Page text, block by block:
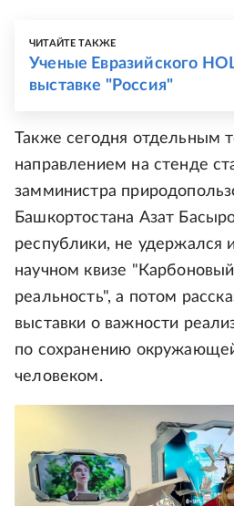
ЧИТАЙТЕ ТАКЖЕ
Ученые Евразийского
выставке "Россия"
Также сегодня отдельным
направлением на стенде
замминистра
Башкортостана Азат
республики, не удержался
научном квизе
реальность", а потом
выставки о важности
по сохранению
человеком.